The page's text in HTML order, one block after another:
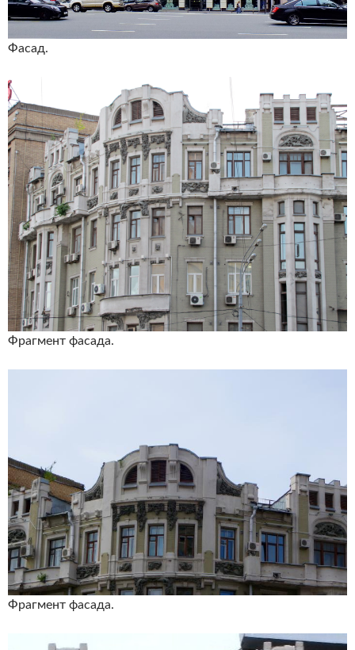
Фасад.
Фрагмент фасада.
Фрагмент фасада.